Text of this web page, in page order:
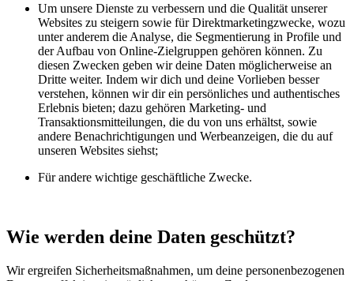
Um unsere Dienste zu verbessern und die Qualität unserer
Websites zu steigern sowie für Direktmarketingzwecke, wozu
unter anderem die Analyse, die Segmentierung in Profile und
der Aufbau von Online-Zielgruppen gehören können. Zu
diesen Zwecken geben wir deine Daten möglicherweise an
Dritte weiter. Indem wir dich und deine Vorlieben besser
verstehen, können wir dir ein persönliches und authentisches
Erlebnis bieten; dazu gehören Marketing- und
Transaktionsmitteilungen, die du von uns erhältst, sowie
andere Benachrichtigungen und Werbeanzeigen, die du auf
unseren Websites siehst;
Für andere wichtige geschäftliche Zwecke.
Wie werden deine Daten geschützt?
Wir ergreifen Sicherheitsmaßnahmen, um deine personenbezogenen